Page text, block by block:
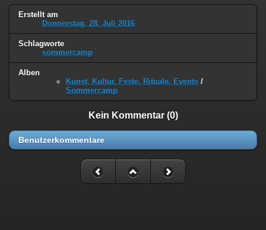
Erstellt am
Donnerstag, 28. Juli 2016
Schlagworte
sommercamp
Alben
Kunst, Kultur, Feste, Rituale, Events /
Sommercamp
Kein Kommentar (0)
Benutzerkommentare